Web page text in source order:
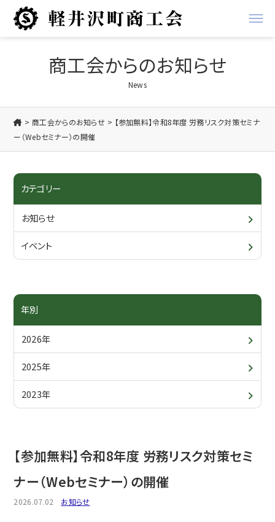
金融
労務
創業支援
共済
軽井沢ブランド
お知らせ
商工会からのお知らせ
会員からのお知らせ
商工会について
概要・アクセス/ご利用案内
入会について
委員会・各支部の活動
関係団体
会員情報
各種書類ダウンロード
商工会からのお知らせ
News
商工会からのお知らせ
【参加無料】令和8年度 労務リスク対策セミナ
ー（Webセミナー）の開催
【参加無料】令和8年度 労務リスク対策セミ
ナー（Webセミナー）の開催
2026.07.02 お知らせ
カテゴリー
お知らせ
イベント
年別
2026年
2025年
2023年